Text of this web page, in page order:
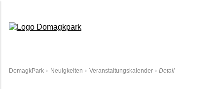
DomagkPark Neuigkeiten Veranstaltungskalender Detail